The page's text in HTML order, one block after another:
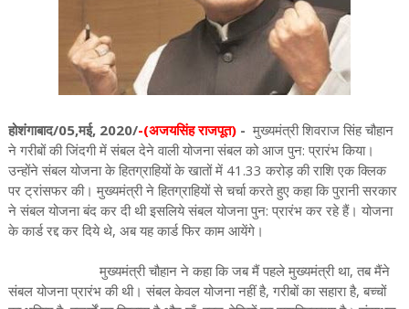
होशंगाबाद/05,मई, 2020/-(अजयसिंह राजपूत) - मुख्यमंत्री शिवराज सिंह चौहान
ने गरीबों की जिंदगी में संबल देने वाली योजना संबल को आज पुन: प्रारंभ किया।
उन्होंने संबल योजना के हितग्राहियों के खातों में 41.33 करोड़ की राशि एक क्लिक
पर ट्रांसफर की। मुख्यमंत्री ने हितग्राहियों से चर्चा करते हुए कहा कि पुरानी सरकार
ने संबल योजना बंद कर दी थी इसलिये संबल योजना पुन: प्रारंभ कर रहे हैं। योजना
के कार्ड रद्द कर दिये थे, अब यह कार्ड फिर काम आयेंगे।
मुख्यमंत्री चौहान ने कहा कि जब मैं पहले मुख्यमंत्री था, तब मैंने
संबल योजना प्रारंभ की थी। संबल केवल योजना नहीं है, गरीबों का सहारा है, बच्चों